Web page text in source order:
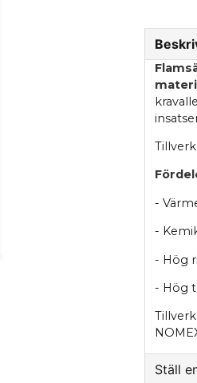
-
-
- Hög
- Hög
Ställ